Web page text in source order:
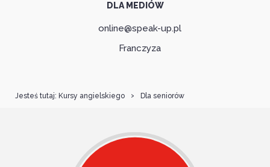
DLA MEDIÓW
online@speak-up.pl
Franczyza
Kursy angielskiego Dla seniorów